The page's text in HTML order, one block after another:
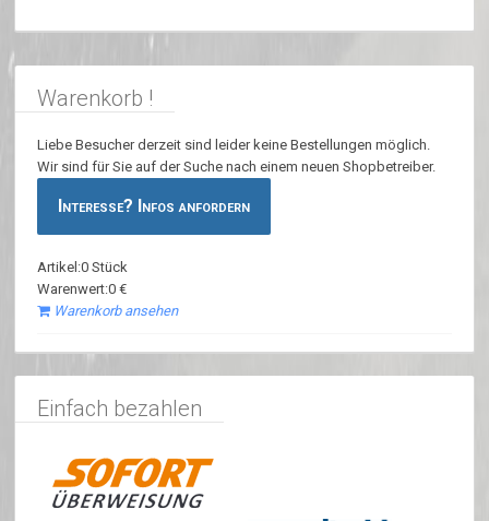
Warenkorb !
Liebe Besucher derzeit sind leider keine Bestellungen möglich.
Wir sind für Sie auf der Suche nach einem neuen Shopbetreiber.
Interesse? Infos anfordern
Artikel:0 Stück
Warenwert:0 €
Warenkorb ansehen
Einfach bezahlen